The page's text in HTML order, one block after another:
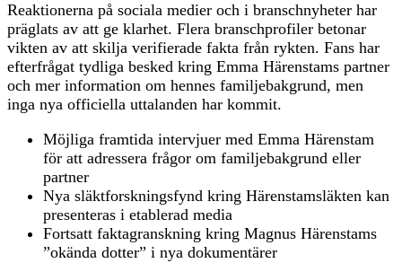
Reaktionerna på sociala medier och i branschnyheter har
präglats av att ge klarhet. Flera branschprofiler betonar
vikten av att skilja verifierade fakta från rykten. Fans har
efterfrågat tydliga besked kring Emma Härenstams partner
och mer information om hennes familjebakgrund, men
inga nya officiella uttalanden har kommit.
Möjliga framtida intervjuer med Emma Härenstam
för att adressera frågor om familjebakgrund eller
partner
Nya släktforskningsfynd kring Härenstamsläkten kan
presenteras i etablerad media
Fortsatt faktagranskning kring Magnus Härenstams
”okända dotter” i nya dokumentärer